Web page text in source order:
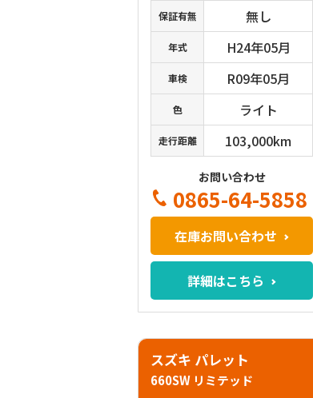
保証有無 無し
年式 H24年05月
車検 R09年05月
色 ライト
走行距離 103,000km
お問い合わせ
0865-64-5858
在庫お問い合わせ
詳細はこちら
スズキ パレット
660SW リミテッド